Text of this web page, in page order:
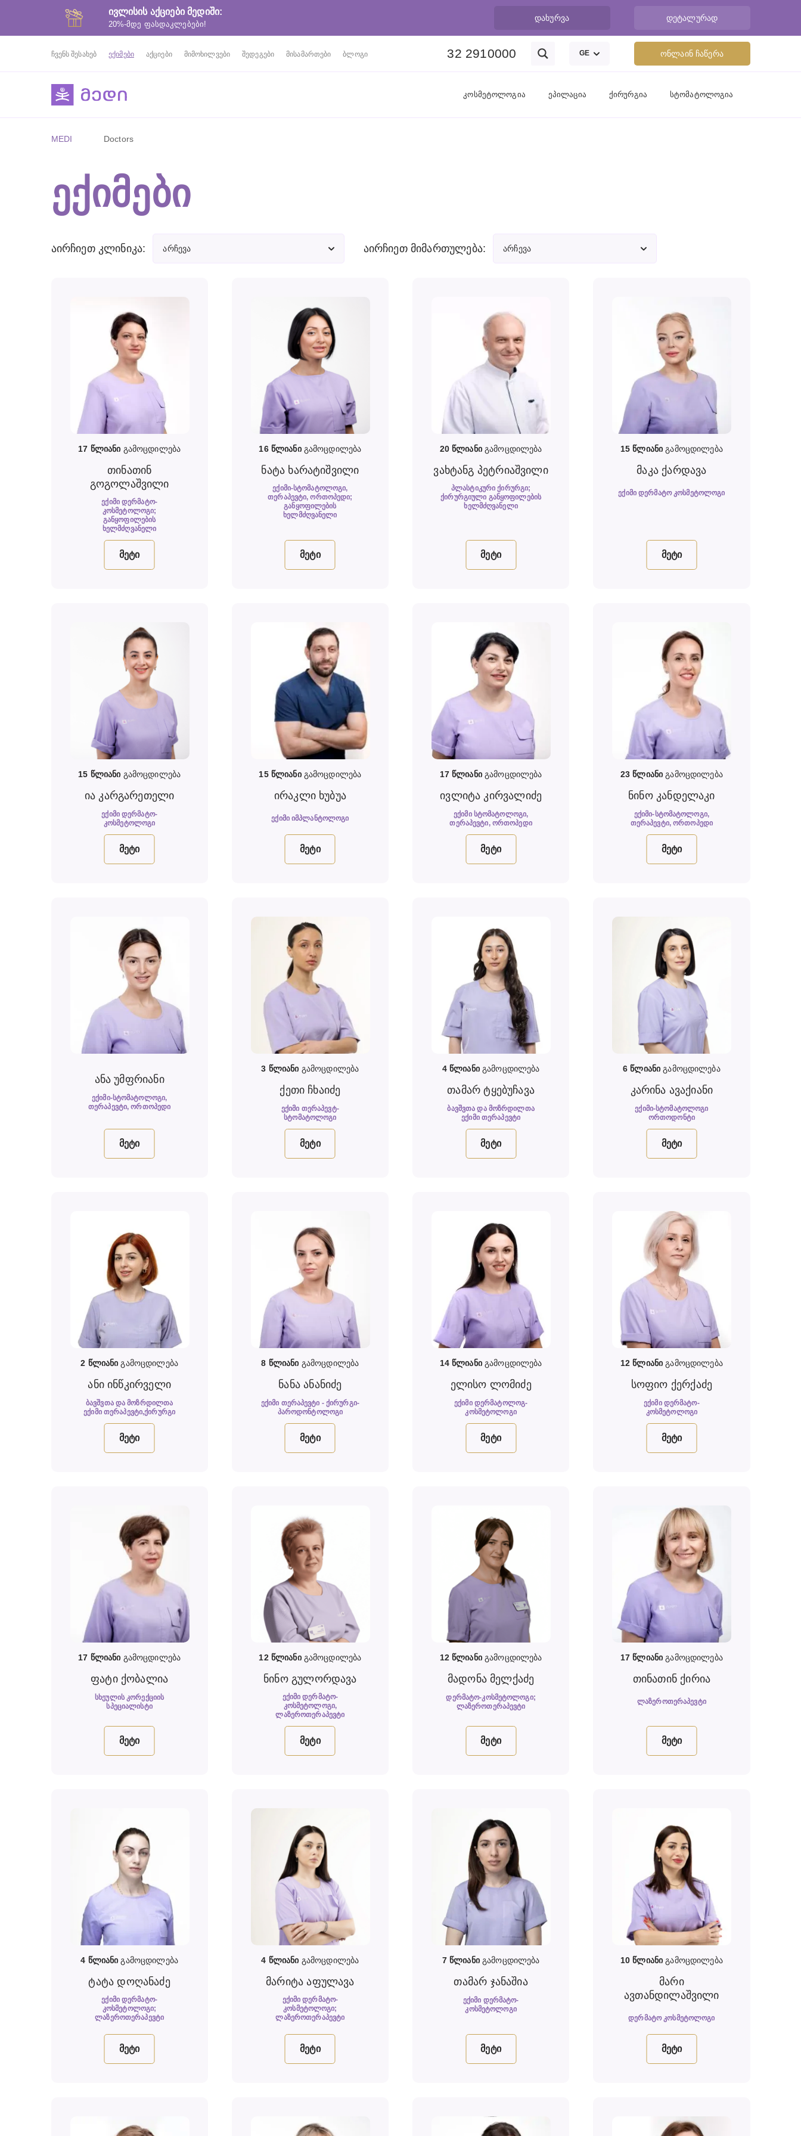
ივლისის აქციები მედიში:
20%-მდე ფასდაკლებები!
დახურვა დეტალურად
ჩვენს შესახებ ექიმები აქციები მიმოხილვები შედეგები მისამართები ბლოგი 32 2910000 GE ონლაინ ჩაწერა
კოსმეტოლოგია ეპილაცია ქირურგია სტომატოლოგია
MEDI Doctors
ᲔᲥᲘᲛᲔᲑᲘ
აირჩიეთ კლინიკა: არჩევა აირჩიეთ მიმართულება: არჩევა
17 წლიანი გამოცდილება
თინათინ
გოგოლაშვილი
ᲔᲥᲘᲛᲘ ᲓᲔᲠᲛᲐᲢᲝ-
ᲙᲝᲡᲛᲔᲢᲝᲚᲝᲒᲘ;
ᲒᲐᲜᲧᲝᲤᲘᲚᲔᲑᲘᲡ
ᲮᲔᲚᲛᲫᲦᲕᲐᲜᲔᲚᲘ
მეტი
16 წლიანი გამოცდილება
ნატა ხარატიშვილი
ᲔᲥᲘᲛᲘ-ᲡᲢᲝᲛᲐᲢᲝᲚᲝᲒᲘ,
ᲗᲔᲠᲐᲞᲔᲕᲢᲘ, ᲝᲠᲗᲝᲞᲔᲓᲘ;
ᲒᲐᲜᲧᲝᲤᲘᲚᲔᲑᲘᲡ
ᲮᲔᲚᲛᲫᲦᲕᲐᲜᲔᲚᲘ
მეტი
20წლიანი გამოცდილება
ვახტანგ პეტრიაშვილი
ᲞᲚᲐᲡᲢᲘᲙᲣᲠᲘ ᲥᲘᲠᲣᲠᲒᲘ;
ᲥᲘᲠᲣᲠᲒᲘᲣᲚᲘ ᲒᲐᲜᲧᲝᲤᲘᲚᲔᲑᲘᲡ
ᲮᲔᲚᲛᲫᲦᲕᲐᲜᲔᲚᲘ
მეტი
15წლიანი გამოცდილება
მაკა ქარდავა
ᲔᲥᲘᲛᲘ ᲓᲔᲠᲛᲐᲢᲝ ᲙᲝᲡᲛᲔᲢᲝᲚᲝᲒᲘ
მეტი
15 წლიანი გამოცდილება
ია კარგარეთელი
ᲔᲥᲘᲛᲘ ᲓᲔᲠᲛᲐᲢᲝ-
ᲙᲝᲡᲛᲔᲢᲝᲚᲝᲒᲘ
მეტი
15 წლიანი გამოცდილება
ირაკლი ხუბუა
ᲔᲥᲘᲛᲘ ᲘᲛᲞᲚᲐᲜᲢᲝᲚᲝᲒᲘ
მეტი
17წლიანი გამოცდილება
ივლიტა კირვალიძე
ᲔᲥᲘᲛᲘ ᲡᲢᲝᲛᲐᲢᲝᲚᲝᲒᲘ,
ᲗᲔᲠᲐᲞᲔᲕᲢᲘ, ᲝᲠᲗᲝᲞᲔᲓᲘ
მეტი
23წლიანი გამოცდილება
ნინო კანდელაკი
ᲔᲥᲘᲛᲘ-ᲡᲢᲝᲛᲐᲢᲝᲚᲝᲒᲘ,
ᲗᲔᲠᲐᲞᲔᲕᲢᲘ, ᲝᲠᲗᲝᲞᲔᲓᲘ
მეტი
ანა უმფრიანი
ᲔᲥᲘᲛᲘ-ᲡᲢᲝᲛᲐᲢᲝᲚᲝᲒᲘ,
ᲗᲔᲠᲐᲞᲔᲕᲢᲘ, ᲝᲠᲗᲝᲞᲔᲓᲘ
მეტი
3 წლიანი გამოცდილება
ქეთი ჩხაიძე
ᲔᲥᲘᲛᲘ ᲗᲔᲠᲐᲞᲔᲕᲢ-
ᲡᲢᲝᲛᲐᲢᲝᲚᲝᲒᲘ
მეტი
4 წლიანი გამოცდილება
თამარ ტყებუჩავა
ᲑᲐᲕᲨᲕᲗᲐ ᲓᲐ ᲛᲝᲖᲠᲓᲘᲚᲗᲐ
ᲔᲥᲘᲛᲘ ᲗᲔᲠᲐᲞᲔᲕᲢᲘ
მეტი
6წლიანი გამოცდილება
კარინა ავაქიანი
ᲔᲥᲘᲛᲘ-ᲡᲢᲝᲛᲐᲢᲝᲚᲝᲒᲘ
ᲝᲠᲗᲝᲓᲝᲜᲢᲘ
მეტი
2 წლიანი გამოცდილება
ანი ინწკირველი
ᲑᲐᲕᲨᲕᲗᲐ ᲓᲐ ᲛᲝᲖᲠᲓᲘᲚᲗᲐ
ᲔᲥᲘᲛᲘ ᲗᲔᲠᲐᲞᲔᲕᲢᲘ,ᲥᲘᲠᲣᲠᲒᲘ
მეტი
8 წლიანი გამოცდილება
ნანა ანანიძე
ᲔᲥᲘᲛᲘ ᲗᲔᲠᲐᲞᲔᲕᲢᲘ - ᲥᲘᲠᲣᲠᲒᲘ-
ᲞᲐᲠᲝᲓᲝᲜᲢᲝᲚᲝᲒᲘ
მეტი
14წლიანი გამოცდილება
ელისო ლომიძე
ᲔᲥᲘᲛᲘ ᲓᲔᲠᲛᲐᲢᲝᲚᲝᲒ-
ᲙᲝᲡᲛᲔᲢᲝᲚᲝᲒᲘ
მეტი
12წლიანი გამოცდილება
სოფიო ქერქაძე
ᲔᲥᲘᲛᲘ ᲓᲔᲠᲛᲐᲢᲝ-
ᲙᲝᲡᲛᲔᲢᲝᲚᲝᲒᲘ
მეტი
17 წლიანი გამოცდილება
ფატი ქობალია
ᲡᲮᲔᲣᲚᲘᲡ ᲙᲝᲠᲔᲥᲪᲘᲘᲡ
ᲡᲞᲔᲪᲘᲐᲚᲘᲡᲢᲘ
მეტი
12 წლიანი გამოცდილება
ნინო გულორდავა
ᲔᲥᲘᲛᲘ ᲓᲔᲠᲛᲐᲢᲝ-
ᲙᲝᲡᲛᲔᲢᲝᲚᲝᲒᲘ,
ᲚᲐᲖᲔᲠᲝᲗᲔᲠᲐᲞᲔᲕᲢᲘ
მეტი
12წლიანი გამოცდილება
მადონა მელქაძე
ᲓᲔᲠᲛᲐᲢᲝ-ᲙᲝᲡᲛᲔᲢᲝᲚᲝᲒᲘ;
ᲚᲐᲖᲔᲠᲝᲗᲔᲠᲐᲞᲔᲕᲢᲘ
მეტი
17წლიანი გამოცდილება
თინათინ ქირია
ᲚᲐᲖᲔᲠᲝᲗᲔᲠᲐᲞᲔᲕᲢᲘ
მეტი
4 წლიანი გამოცდილება
ტატა დოღანაძე
ᲔᲥᲘᲛᲘ ᲓᲔᲠᲛᲐᲢᲝ-
ᲙᲝᲡᲛᲔᲢᲝᲚᲝᲒᲘ;
ᲚᲐᲖᲔᲠᲝᲗᲔᲠᲐᲞᲔᲕᲢᲘ
მეტი
4 წლიანი გამოცდილება
მარიტა აფულავა
ᲔᲥᲘᲛᲘ ᲓᲔᲠᲛᲐᲢᲝ-
ᲙᲝᲡᲛᲔᲢᲝᲚᲝᲒᲘ;
ᲚᲐᲖᲔᲠᲝᲗᲔᲠᲐᲞᲔᲕᲢᲘ
მეტი
7 წლიანი გამოცდილება
თამარ ჯანაშია
ᲔᲥᲘᲛᲘ ᲓᲔᲠᲛᲐᲢᲝ-
ᲙᲝᲡᲛᲔᲢᲝᲚᲝᲒᲘ
მეტი
10წლიანი გამოცდილება
მარი
ავთანდილაშვილი
ᲓᲔᲠᲛᲐᲢᲝ ᲙᲝᲡᲛᲔᲢᲝᲚᲝᲒᲘ
მეტი